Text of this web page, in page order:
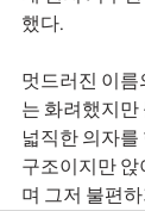
했다.
멋드러진 이름
는 화려했지만
넓직한 의자
구조이지만
며 그저 불편